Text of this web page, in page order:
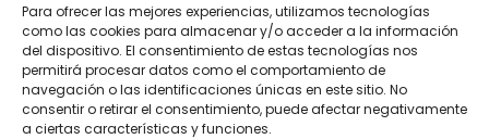
Para ofrecer las mejores experiencias, utilizamos tecnologías
como las cookies para almacenar y/o acceder a la información
del dispositivo. El consentimiento de estas tecnologías nos
permitirá procesar datos como el comportamiento de
navegación o las identificaciones únicas en este sitio. No
consentir o retirar el consentimiento, puede afectar negativamente
a ciertas características y funciones.
Francisco Cruces julio 18, 2024